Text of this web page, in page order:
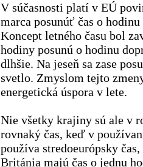
V súčasnosti platí v EÚ
marca posunúť čas o
Koncept letného času bol
hodiny posunú o hodinu
dlhšie. Na jeseň sa zase
svetlo. Zmyslom tejto
energetická úspora v lete.
Nie všetky krajiny sú ale v
rovnaký čas, keď v
používa stredoeurópsky
Británia majú čas o jednu